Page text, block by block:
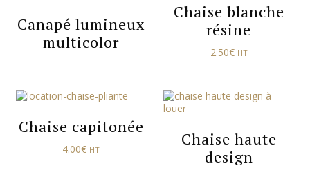
Canapé lumineux
multicolor
Chaise blanche
résine
2.50€ HT
Chaise capitonée
4.00€ HT
Chaise haute
design